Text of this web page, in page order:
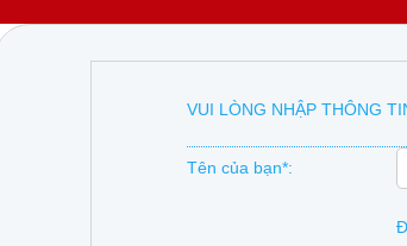
VUI LÒNG NHẬP THÔNG
Tên của bạn*: